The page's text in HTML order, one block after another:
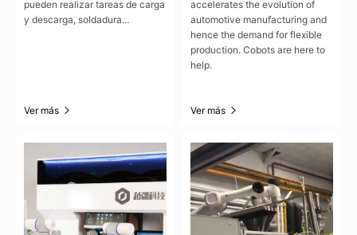
pueden realizar tareas de carga
y descarga, soldadura...
Ver más
accelerates the evolution of
automotive manufacturing and
hence the demand for flexible
production. Cobots are here to
help.
Ver más